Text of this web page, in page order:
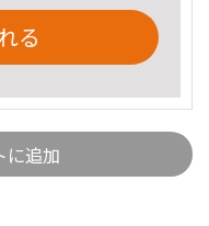
る
に追加